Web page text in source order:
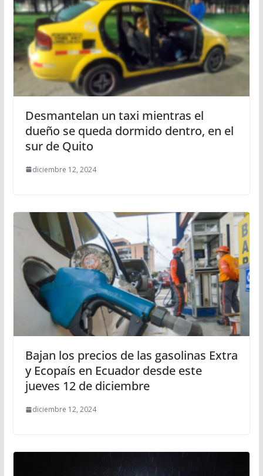
Desmantelan un taxi mientras el
dueño se queda dormido dentro, en el
sur de Quito
diciembre 12, 2024
Bajan los precios de las gasolinas Extra
y Ecopaís en Ecuador desde este
jueves 12 de diciembre
diciembre 12, 2024